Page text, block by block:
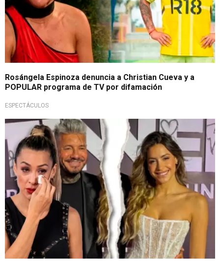
Rosángela Espinoza denuncia a Christian Cueva y a
POPULAR programa de TV por difamación
ESPECTÁCULOS
Drama en farándula